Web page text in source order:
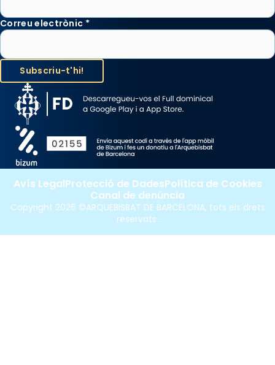
Correu electrònic *
Copyright 2026 ©ARQUEBISBAT DE BARCELONA, tots els drets
reservats.
Avís LegalProtecció de DadesPolítica de Cookies
Canal de denúncia